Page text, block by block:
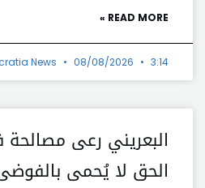
READ MORE »
News 08/08/2026 3:14 م
البعريني رعى
الحق لا يُحمى